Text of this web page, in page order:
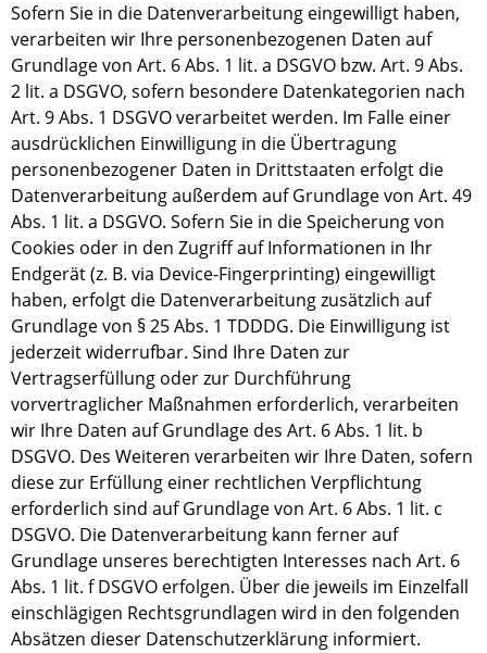
Sofern Sie in die Datenverarbeitung eingewilligt haben,
verarbeiten wir Ihre personenbezogenen Daten auf
Grundlage von Art. 6 Abs. 1 lit. a DSGVO bzw. Art. 9 Abs.
2 lit. a DSGVO, sofern besondere Datenkategorien nach
Art. 9 Abs. 1 DSGVO verarbeitet werden. Im Falle einer
ausdrücklichen Einwilligung in die Übertragung
personenbezogener Daten in Drittstaaten erfolgt die
Datenverarbeitung außerdem auf Grundlage von Art. 49
Abs. 1 lit. a DSGVO. Sofern Sie in die Speicherung von
Cookies oder in den Zugriff auf Informationen in Ihr
Endgerät (z. B. via Device-Fingerprinting) eingewilligt
haben, erfolgt die Datenverarbeitung zusätzlich auf
Grundlage von § 25 Abs. 1 TDDDG. Die Einwilligung ist
jederzeit widerrufbar. Sind Ihre Daten zur
Vertragserfüllung oder zur Durchführung
vorvertraglicher Maßnahmen erforderlich, verarbeiten
wir Ihre Daten auf Grundlage des Art. 6 Abs. 1 lit. b
DSGVO. Des Weiteren verarbeiten wir Ihre Daten, sofern
diese zur Erfüllung einer rechtlichen Verpflichtung
erforderlich sind auf Grundlage von Art. 6 Abs. 1 lit. c
DSGVO. Die Datenverarbeitung kann ferner auf
Grundlage unseres berechtigten Interesses nach Art. 6
Abs. 1 lit. f DSGVO erfolgen. Über die jeweils im Einzelfall
einschlägigen Rechtsgrundlagen wird in den folgenden
Absätzen dieser Datenschutzerklärung informiert.